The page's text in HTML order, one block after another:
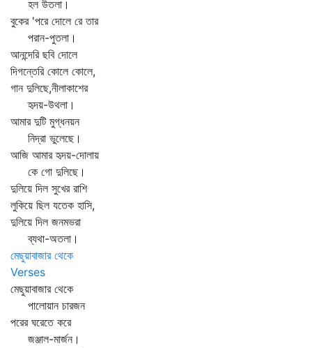
হল উতলা।
বুকের 'পরে দোলে রে তার
পরান-পুতলা।
আনন্দেরি ছবি দোলে
দিগন্তেরি কোলে কোলে,
গান দুলিছে,নীলাকাশের
হৃদয়-উথলা।
আমার দুটি মুগ্ধনয়ন
নিদ্রা ভুলেছে।
আজি আমার হৃদয়-দোলায়
কে গো দুলিছে।
দুলিয়ে দিল সুখের রাশি
লুকিয়ে ছিল যতেক হাসি,
দুলিয়ে দিল জনমভরা
ব্যথা-অতলা।
মেছুয়াবাজার থেকে
Verses
মেছুয়াবাজার থেকে
পালোয়ান চারজন
পরের ঘরেতে করে
জঞ্জাল-মার্জন।